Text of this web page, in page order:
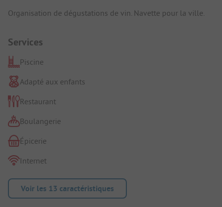
Organisation de dégustations de vin. Navette pour la ville.
Services
Piscine
Adapté aux enfants
Restaurant
Boulangerie
Épicerie
Internet
Voir les 13 caractéristiques